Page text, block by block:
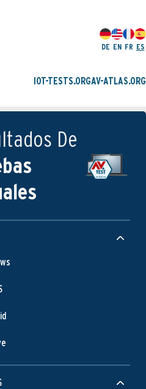
DE EN FR ES
IOT-TESTS.ORGAV-ATLAS.ORG
De